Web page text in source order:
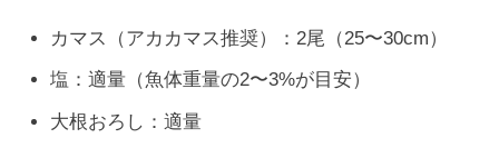
カマス（アカカマス推奨）：2尾（25〜30cm）
塩：適量（魚体重量の2〜3%が目安）
大根おろし：適量